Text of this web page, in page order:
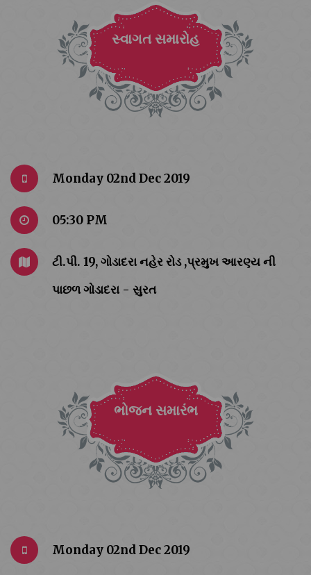
સ્વાગત સમારોહ
Monday 02nd Dec 2019
05:30 PM
ટી.પી. 19, ગોડાદરા નહેર રોડ ,પ્રમુખ આરણ્ય ની
પાછળ ગોડાદરા - સુરત
ભોજન સમારંભ
Monday 02nd Dec 2019